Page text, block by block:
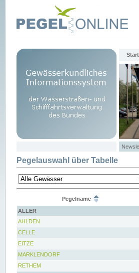
Start
Pegelauswahl über Tabelle
Pegelname
ALLER
AHLDEN
CELLE
EITZE
MARKLENDORF
RETHEM